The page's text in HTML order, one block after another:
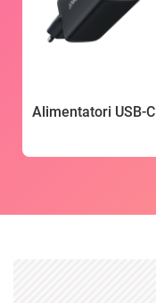
Alimentatori USB-C